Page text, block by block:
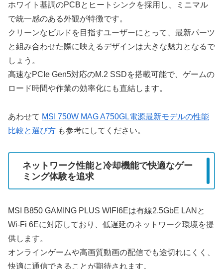
ホワイト基調のPCBとヒートシンクを採用し、ミニマル
で統一感のある外観が特徴です。
クリーンなビルドを目指すユーザーにとって、最新パーツ
と組み合わせた際に映えるデザインは大きな魅力となるで
しょう。
高速なPCIe Gen5対応のM.2 SSDを搭載可能で、ゲームの
ロード時間や作業の効率化にも直結します。
あわせて MSI 750W MAG A750GL電源最新モデルの性能
比較と選び方 も参考にしてください。
ネットワーク性能と冷却機能で快適なゲー
ミング体験を追求
MSI B850 GAMING PLUS WIFI6Eは有線2.5GbE LANと
Wi‑Fi 6Eに対応しており、低遅延のネットワーク環境を提
供します。
オンラインゲームや高画質動画の配信でも途切れにくく、
快適に通信できることが期待されます。